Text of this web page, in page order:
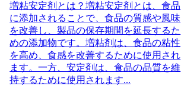
増粘安定剤とは？増粘安定剤とは、食品
に添加されることで、食品の質感や風味
を改善し、製品の保存期間を延長するた
めの添加物です。増粘剤は、食品の粘性
を高め、食感を改善するために使用され
ます。一方、安定剤は、食品の品質を維
持するために使用されます...